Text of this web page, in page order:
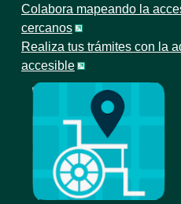
Colabora mapeando la
cercanos
Realiza tus trámites con la
accesible